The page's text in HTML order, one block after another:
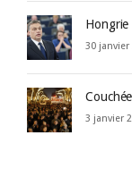
Hongrie
30 janvier
3 janvier